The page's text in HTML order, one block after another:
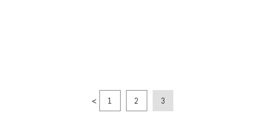
よう工夫しました。
1 2 3